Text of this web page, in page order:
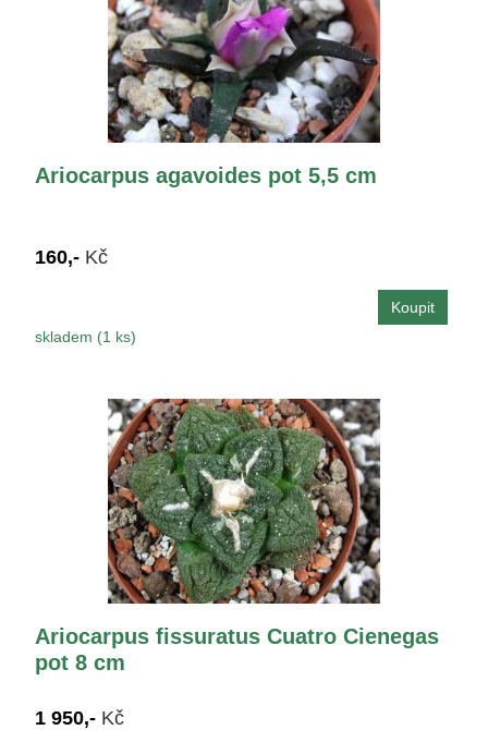
Ariocarpus agavoides pot 5,5 cm
160,- Kč
skladem (1 ks)
Ariocarpus fissuratus Cuatro Cienegas
pot 8 cm
1 950,- Kč